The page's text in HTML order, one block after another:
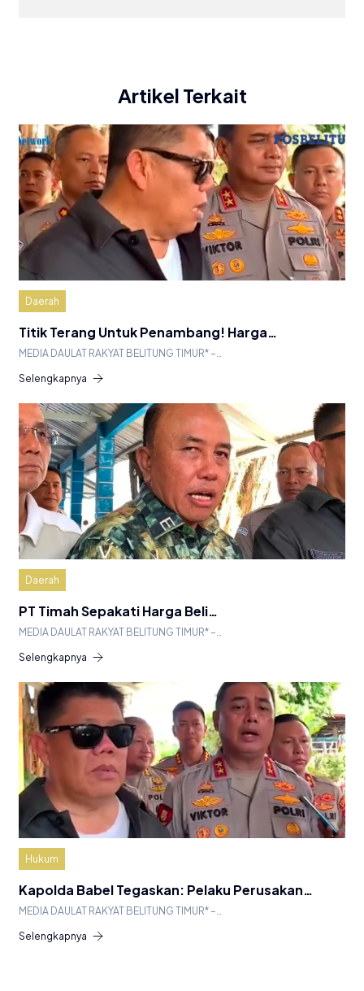
Artikel Terkait
Daerah
Titik Terang Untuk Penambang! Harga…
MEDIA DAULAT RAKYAT BELITUNG TIMUR* –…
Selengkapnya
Daerah
PT Timah Sepakati Harga Beli…
MEDIA DAULAT RAKYAT BELITUNG TIMUR* –…
Selengkapnya
Hukum
Kapolda Babel Tegaskan: Pelaku Perusakan…
MEDIA DAULAT RAKYAT BELITUNG TIMUR* –…
Selengkapnya